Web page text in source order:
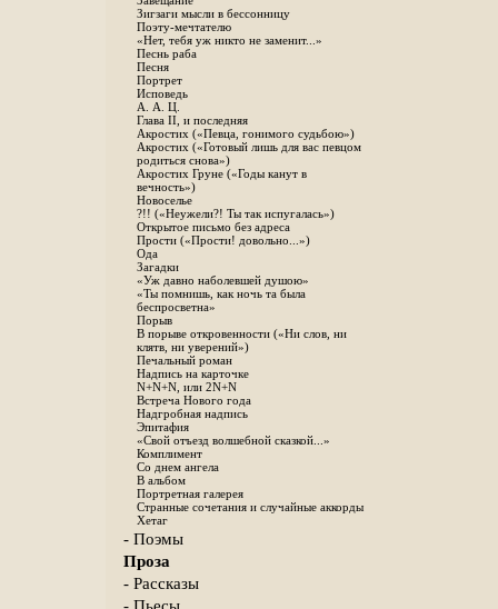
Зигзаги мысли в бессонницу
Поэту-мечтателю
«Нет, тебя уж никто не заменит...»
Песнь раба
Песня
Портрет
Исповедь
А. А. Ц.
Глава II, и последняя
Акростих («Певца, гонимого судьбою»)
Акростих («Готовый лишь для вас певцом
родиться снова»)
Акростих Груне («Годы канут в
вечность»)
Новоселье
?!! («Неужели?! Ты так испугалась»)
Открытое письмо без адреса
Прости («Прости! довольно...»)
Ода
Загадки
«Уж давно наболевшей душою»
«Ты помнишь, как ночь та была
беспросветна»
Порыв
В порыве откровенности («Ни слов, ни
клятв, ни уверений»)
Печальный роман
Надпись на карточке
N+N+N, или 2N+N
Встреча Нового года
Надгробная надпись
Эпитафия
«Свой отъезд волшебной сказкой...»
Комплимент
Со днем ангела
В альбом
Портретная галерея
Странные сочетания и случайные аккорды
Хетаг
- Поэмы
Проза
- Рассказы